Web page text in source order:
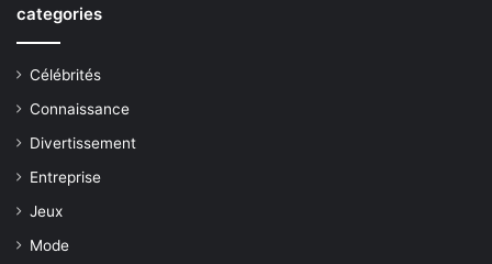
categories
Célébrités
Connaissance
Divertissement
Entreprise
Jeux
Mode